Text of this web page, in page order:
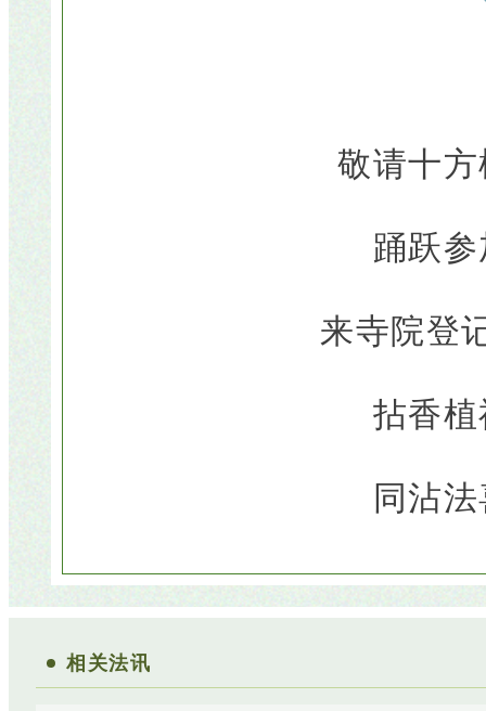
敬请十
踊跃
来寺院登
拈香
同沾
相关法讯